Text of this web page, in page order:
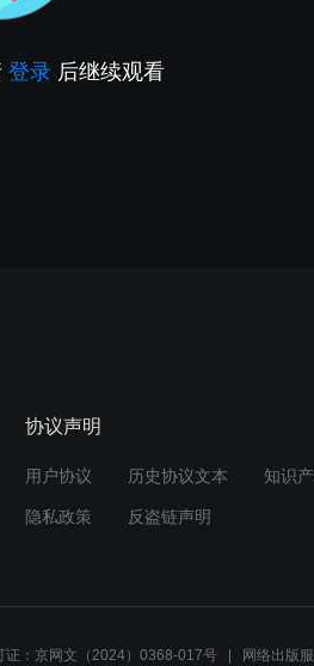
登录 后继续观看
协议声明
用户协议 历史协议文本 知识
隐私政策 反盗链声明
证：京网文（2024）0368-017号 网络出版